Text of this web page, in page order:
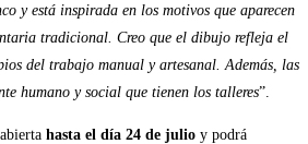
y está inspirada en los motivos que aparecen
tradicional. Creo que el dibujo refleja el
del trabajo manual y artesanal. Además, las
humano y social que tienen los talleres”.
hasta el día 24 de julio y podrá